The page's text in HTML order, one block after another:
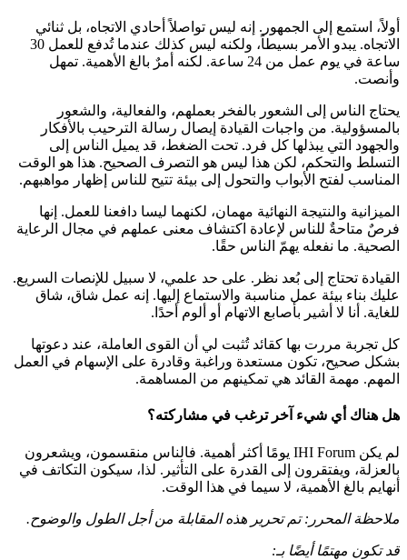
أولاً، استمع إلى الجمهور. إنه ليس تواصلاً أحادي الاتجاه، بل ثنائي
الاتجاه. يبدو الأمر بسيطاً، ولكنه ليس كذلك عندما تُدفع للعمل 30
ساعة في يوم عمل من 24 ساعة. لكنه أمرٌ بالغ الأهمية. تمهل
وأنصت.
يحتاج الناس إلى الشعور بالفخر بعملهم، والفعالية، والشعور
بالمسؤولية. من واجبات القيادة إيصال رسالة الترحيب بالأفكار
والجهود التي يبذلها كل فرد. تحت الضغط، قد يميل الناس إلى
التسلط والتحكم، لكن هذا ليس هو التصرف الصحيح. هذا هو الوقت
المناسب لفتح الأبواب والتحول إلى بيئة تتيح للناس إظهار مواهبهم.
الميزانية والنتيجة النهائية مهمان، لكنهما ليسا دافعنا للعمل. إنها
فرصٌ متاحةٌ للناس لإعادة اكتشاف معنى عملهم في مجال الرعاية
الصحية. ما نفعله يهمّ الناس حقًا.
القيادة تحتاج إلى بُعد نظر. على حد علمي، لا سبيل للإنصات السريع.
عليك بناء بيئة عمل مناسبة والاستماع إليها. إنه عمل شاق، شاق
للغاية. أنا لا أشير بأصابع الاتهام أو ألوم أحدًا.
كل تجربة مررت بها كقائد تُثبت لي أن القوى العاملة، عند دعوتها
بشكل صحيح، تكون مستعدة وراغبة وقادرة على الإسهام في العمل
المهم. مهمة القائد هي تمكينهم من المساهمة.
هل هناك أي شيء آخر ترغب في مشاركته؟
لم يكن IHI Forum يومًا أكثر أهمية. فالناس منقسمون، ويشعرون
بالعزلة، ويفتقرون إلى القدرة على التأثير. لذا، سيكون التكاتف في
أنهايم بالغ الأهمية، لا سيما في هذا الوقت.
ملاحظة المحرر: تم تحرير هذه المقابلة من أجل الطول والوضوح.
قد تكون مهتمًا أيضًا بـ: